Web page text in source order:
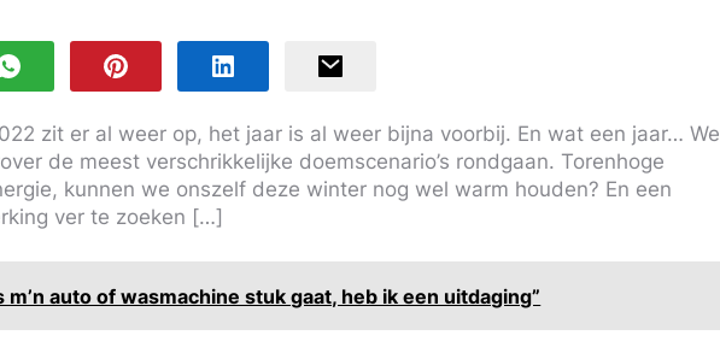
zit er al weer op, het jaar is al weer bijna voorbij. En wat een jaar… We
de meest verschrikkelijke doemscenario’s rondgaan. Torenhoge
kunnen we onszelf deze winter nog wel warm houden? En een
ver te zoeken […]
m’n auto of wasmachine stuk gaat, heb ik een uitdaging”